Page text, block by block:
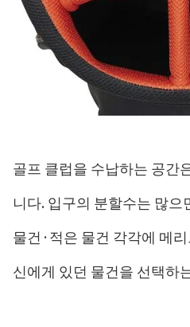
골프 클럽을 수납하는 공간
니다. 입구의 분할수는 많
물건·적은 물건 각각에 메
신에게 있던 물건을 선택하